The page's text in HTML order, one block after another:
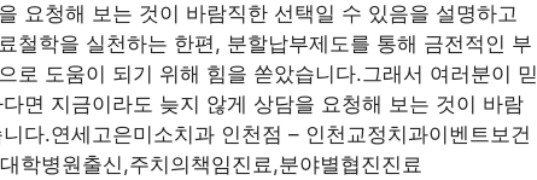
요청해 보는 것이 바람직한 선택일 수 있음을 설명하고
철학을 실천하는 한편, 분할납부제도를 통해 금전적인 부
로 도움이 되기 위해 힘을 쏟았습니다.그래서 여러분이 믿
면 지금이라도 늦지 않게 상담을 요청해 보는 것이 바람
다.연세고은미소치과 인천점 – 인천교정치과이벤트보건
학병원출신,주치의책임진료,분야별협진진료